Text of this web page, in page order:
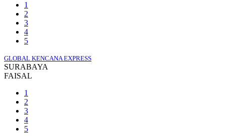
1
2
3
4
5
GLOBAL KENCANA EXPRESS
SURABAYA
FAISAL
1
2
3
4
5